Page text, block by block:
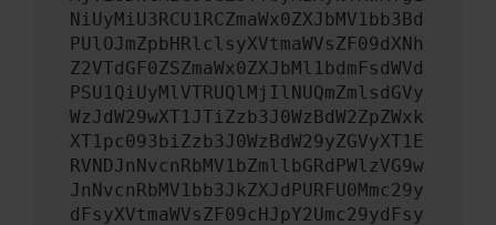
NiUyMiU3RCU1RCZmaWx0ZXJbMV1bb3Bd
PUlOJmZpbHRlclsyXVtmaWVsZF09dXNh
Z2VTdGF0ZSZmaWx0ZXJbMl1bdmFsdWVd
PSU1QiUyMlVTRUQlMjIlNUQmZmlsdGVy
WzJdW29wXT1JTiZzb3J0WzBdW2ZpZWxk
XT1pc093biZzb3J0WzBdW29yZGVyXT1E
RVNDJnNvcnRbMV1bZmllbGRdPWlzVG9w
JnNvcnRbMV1bb3JkZXJdPURFU0Mmc29y
dFsyXVtmaWVsZF09cHJpY2Umc29ydFsy